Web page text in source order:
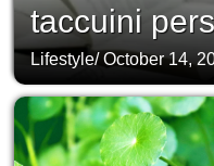
taccuini
Lifestyle/October 14,